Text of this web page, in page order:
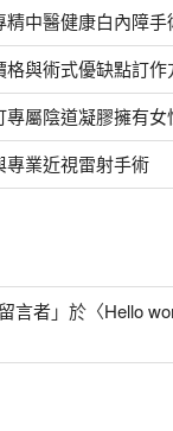
精中醫健康白內障手
與術式優缺點訂
屬陰道凝膠擁有女
業近視雷射手術
言者」於〈Hello